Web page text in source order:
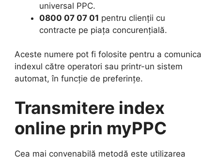
universal PPC.
0800 07 07 01 pentru clienții cu
contracte pe piața concurențială.
Aceste numere pot fi folosite pentru a comunica
indexul către operatori sau printr-un sistem
automat, în funcție de preferințe.
Transmitere index
online prin myPPC
Cea mai convenabilă metodă este utilizarea